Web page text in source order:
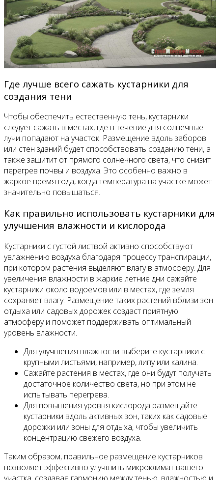
Где лучше всего сажать кустарники для
создания тени
Чтобы обеспечить естественную тень, кустарники
следует сажать в местах, где в течение дня солнечные
лучи попадают на участок. Размещение вдоль заборов
или стен зданий будет способствовать созданию тени, а
также защитит от прямого солнечного света, что снизит
перегрев почвы и воздуха. Это особенно важно в
жаркое время года, когда температура на участке может
значительно повышаться.
Как правильно использовать кустарники для
улучшения влажности и кислорода
Кустарники с густой листвой активно способствуют
увлажнению воздуха благодаря процессу транспирации,
при котором растения выделяют влагу в атмосферу. Для
увеличения влажности в жаркие летние дни сажайте
кустарники около водоемов или в местах, где земля
сохраняет влагу. Размещение таких растений вблизи зон
отдыха или садовых дорожек создаст приятную
атмосферу и поможет поддерживать оптимальный
уровень влажности.
Для улучшения влажности выберите кустарники с
крупными листьями, например, липу или калина.
Сажайте растения в местах, где они будут получать
достаточное количество света, но при этом не
испытывать перегрева.
Для повышения уровня кислорода размещайте
кустарники вдоль активных зон, таких как садовые
дорожки или зоны для отдыха, чтобы увеличить
концентрацию свежего воздуха.
Таким образом, правильное размещение кустарников
позволяет эффективно улучшить микроклимат вашего